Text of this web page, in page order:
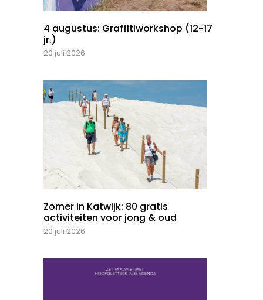
4 augustus: Graffitiworkshop (12-17
jr.)
20 juli 2026
Zomer in Katwijk: 80 gratis
activiteiten voor jong & oud
20 juli 2026